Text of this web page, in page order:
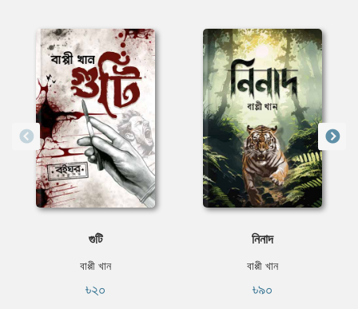
গুটি
বাপ্পী খান
৳২০
নিনাদ
বাপ্পী খান
৳৯০